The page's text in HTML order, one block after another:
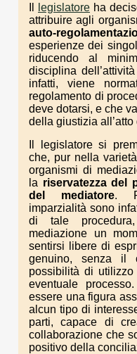
legislatore ha
attribuire agli
auto-
esperienze dei
riducendo al
disciplina
infatti, viene
regolamento di
deve dotarsi, e che
della giustizia
Il legislatore si
che, pur nella
organismi di
la riservatezza del
del mediatore.
imparzialità sono
di tale
mediazione un
sentirsi libere di
genuino, senza il
possibilità di
eventuale
essere una figura
alcun tipo di
parti, capace di
collaborazione che
positivo della